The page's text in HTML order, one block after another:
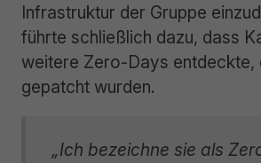
Infrastruktur der Gruppe
führte schließlich dazu, dass
weitere Zero-Days entdeckte,
gepatcht wurden.
„Ich bezeichne sie als